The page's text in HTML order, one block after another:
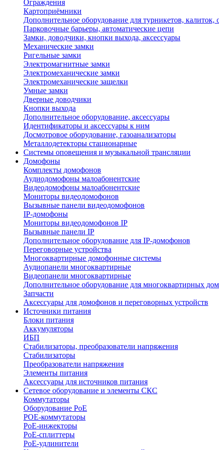
Ограждения
Картоприёмники
Дополнительное оборудование для турникетов, калиток,
Парковочные барьеры, автоматические цепи
Замки, доводчики, кнопки выхода, аксессуары
Механические замки
Ригельные замки
Электромагнитные замки
Электромеханические замки
Электромеханические защелки
Умные замки
Дверные доводчики
Кнопки выхода
Дополнительное оборудование, аксессуары
Идентификаторы и аксессуары к ним
Досмотровое оборудование, газоанализаторы
Металлодетекторы стационарные
Системы оповещения и музыкальной трансляции
Домофоны
Комплекты домофонов
Аудиодомофоны малоабонентские
Видеодомофоны малоабонентские
Мониторы видеодомофонов
Вызывные панели видеодомофонов
IP-домофоны
Мониторы видеодомофонов IP
Вызывные панели IP
Дополнительное оборудование для IP-домофонов
Переговорные устройства
Многоквартирные домофонные системы
Аудиопанели многоквартирные
Видеопанели многоквартирные
Дополнительное оборудование для многоквартирных
Запчасти
Аксессуары для домофонов и переговорных устройств
Источники питания
Блоки питания
Аккумуляторы
ИБП
Стабилизаторы, преобразователи напряжения
Стабилизаторы
Преобразователи напряжения
Элементы питания
Аксессуары для источников питания
Сетевое оборудование и элементы СКС
Коммутаторы
Оборудование PoE
POE-коммутаторы
PoE-инжекторы
PoE-сплиттеры
PoE-удлинители